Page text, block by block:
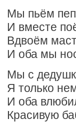
Мы пьём
И вместе
Вдвоём
И оба мы
Мы с
Я только
И оба
Красивую